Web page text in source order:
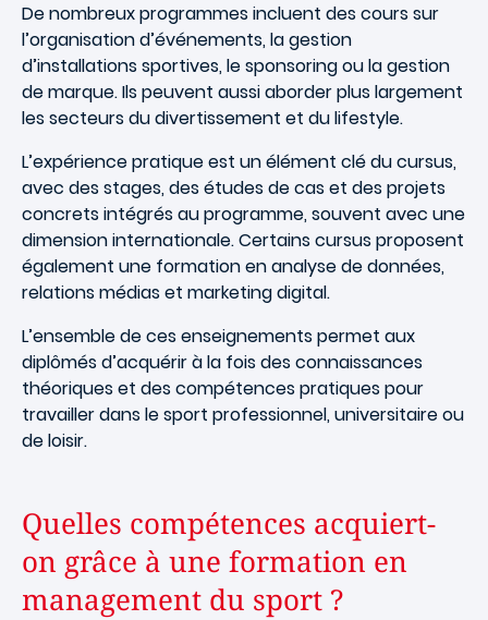
De nombreux programmes incluent des cours sur
l’organisation d’événements, la gestion
d’installations sportives, le sponsoring ou la gestion
de marque. Ils peuvent aussi aborder plus largement
les secteurs du divertissement et du lifestyle.
L’expérience pratique est un élément clé du cursus,
avec des stages, des études de cas et des projets
concrets intégrés au programme, souvent avec une
dimension internationale. Certains cursus proposent
également une formation en analyse de données,
relations médias et marketing digital.
L’ensemble de ces enseignements permet aux
diplômés d’acquérir à la fois des connaissances
théoriques et des compétences pratiques pour
travailler dans le sport professionnel, universitaire ou
de loisir.
Quelles compétences acquiert-
on grâce à une formation en
management du sport ?